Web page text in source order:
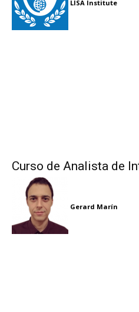
LISA Institute
Curso de Analista de
Gerard Marín